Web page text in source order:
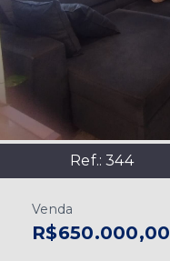
Ref.:344
Venda
R$650.000,00